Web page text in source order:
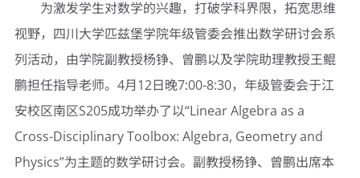
为激发学生对数学的兴趣，打破学科界限，拓宽思维
视野，四川大学匹兹堡学院年级管委会推出数学研讨会系
列活动，由学院副教授杨铮、曾鹏以及学院助理教授王鲲
鹏担任指导老师。4月12日晚7:00-8:30，年级管委会于江
安校区南区S205成功举办了以“Linear Algebra as a
Cross-Disciplinary Toolbox: Algebra, Geometry and
Physics”为主题的数学研讨会。副教授杨铮、曾鹏出席本